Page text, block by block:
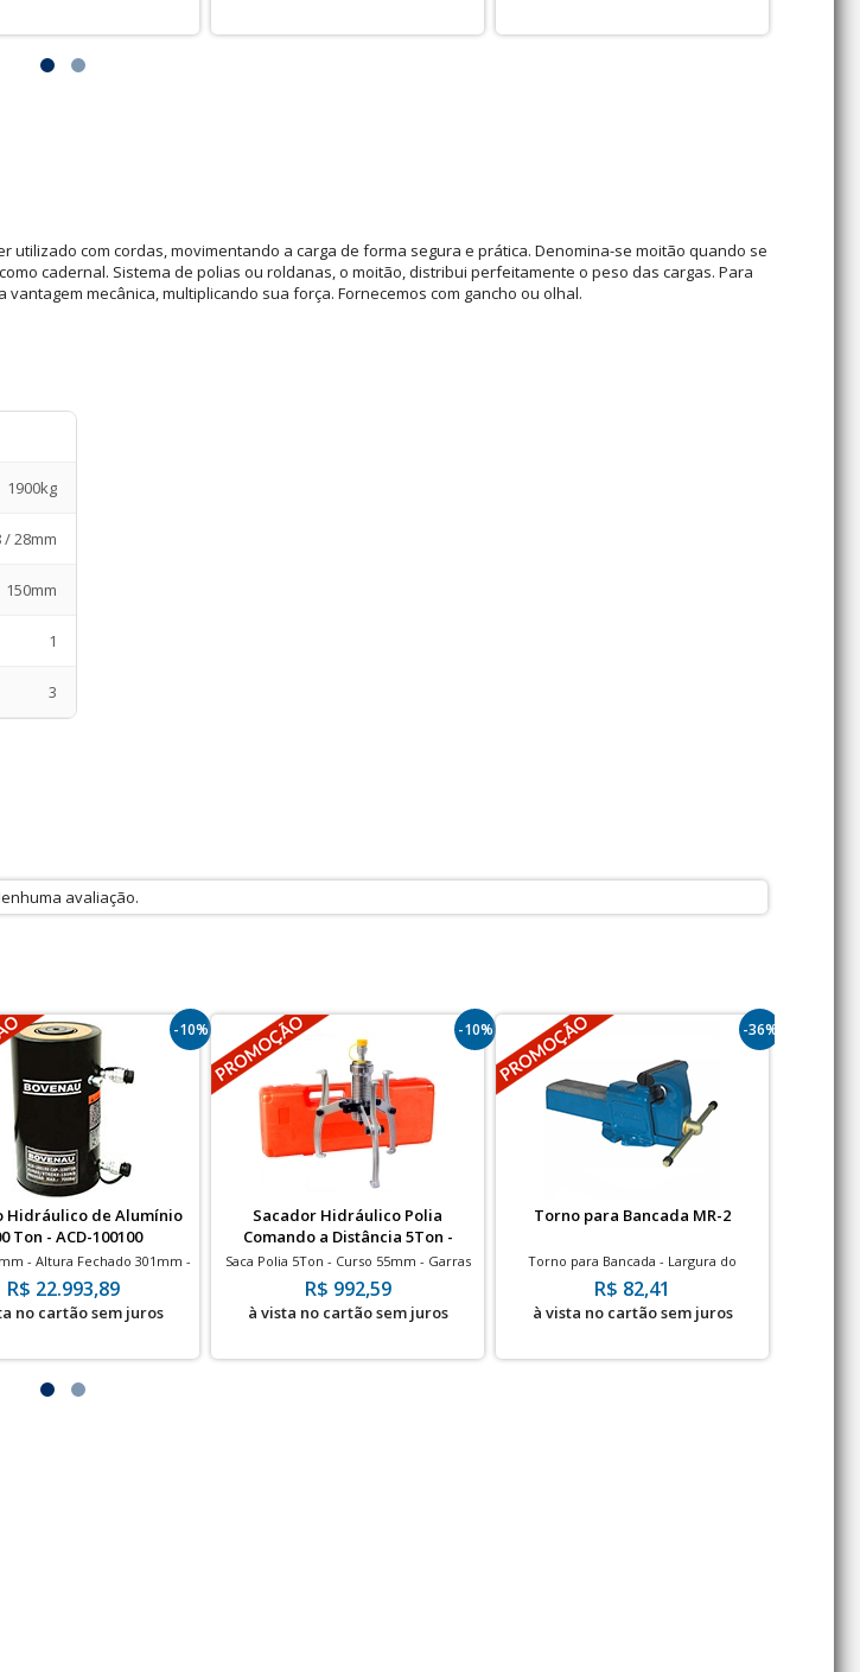
com cordas, movimentando a carga de forma segura e prática. Denomina-se moitão quando se
cadernal. Sistema de polias ou roldanas, o moitão, distribui perfeitamente o peso das cargas. Para
mecânica, multiplicando sua força. Fornecemos com gancho ou olhal.
1900kg
/ 28mm
150mm
1
3
avaliação.
-10%
Hidráulico de Alumínio
Ton - ACD-100100
- Altura Fechado 301mm -
700bar - Dupla Ação
R$ 22.993,89
no cartão sem juros
-10%
Sacador Hidráulico Polia
Comando a Distância 5Ton -
SPA5000
Saca Polia 5Ton - Curso 55mm - Garras
abertas Ø: 180mm
R$ 992,59
à vista no cartão sem juros
-36%
Torno para Bancada MR-2
Torno para Bancada - Largura do
Mordente 50mm
R$ 82,41
à vista no cartão sem juros